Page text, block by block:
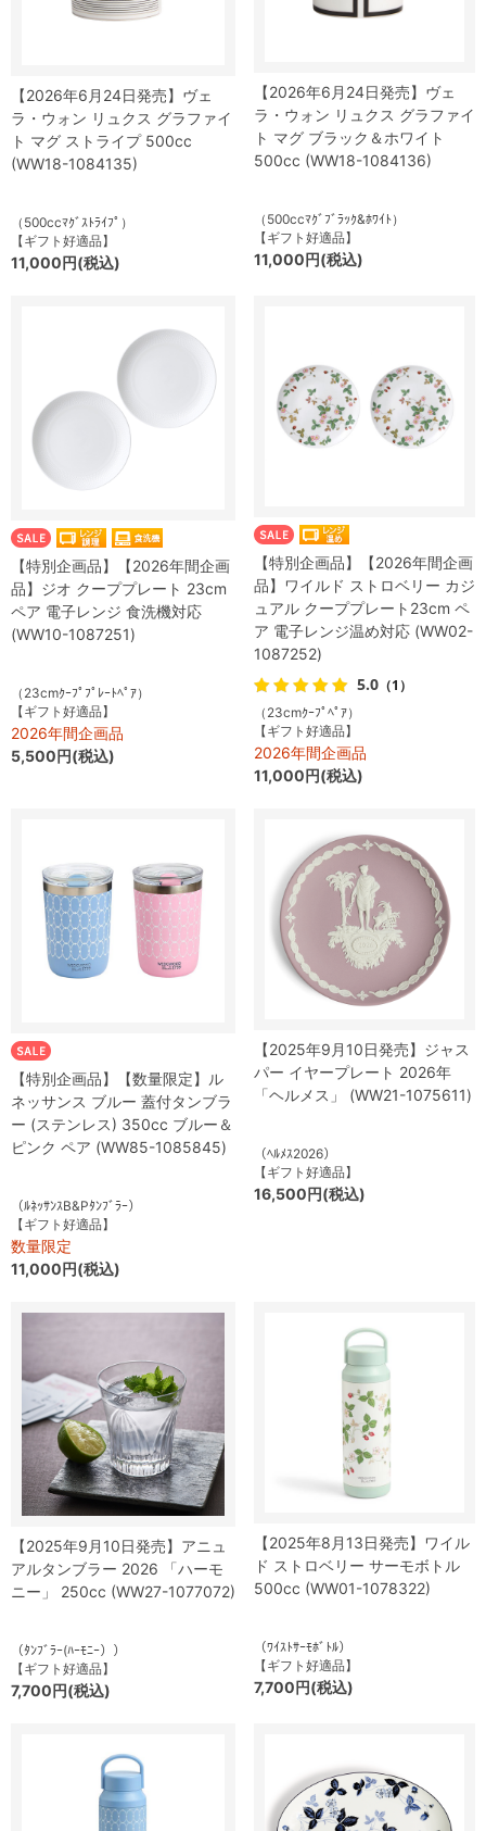
【2026年6月24日発売】ヴェ
ラ・ウォン リュクス グラファイ
ト マグ ストライプ 500cc
(WW18-1084135)
（500ccﾏｸﾞｽﾄﾗｲﾌﾟ）
【ギフト好適品】
11,000円(税込)
【2026年6月24日発売】ヴェ
ラ・ウォン リュクス グラファイ
ト マグ ブラック＆ホワイト
500cc (WW18-1084136)
（500ccﾏｸﾞﾌﾞﾗｯｸ&ﾎﾜｲﾄ）
【ギフト好適品】
11,000円(税込)
【特別企画品】【2026年間企画
品】ジオ クーププレート 23cm
ペア 電子レンジ 食洗機対応
(WW10-1087251)
（23cmｸｰﾌﾟﾌﾟﾚｰﾄﾍﾟｱ）
【ギフト好適品】
2026年間企画品
5,500円(税込)
【特別企画品】【2026年間企画
品】ワイルド ストロベリー カジ
ュアル クーププレート23cm ペ
ア 電子レンジ温め対応 (WW02-
1087252)
5.0 （1）
（23cmｸｰﾌﾟﾍﾟｱ）
【ギフト好適品】
2026年間企画品
11,000円(税込)
【特別企画品】【数量限定】ル
ネッサンス ブルー 蓋付タンブラ
ー (ステンレス) 350cc ブルー＆
ピンク ペア (WW85-1085845)
（ﾙﾈｯｻﾝｽB&Pﾀﾝﾌﾞﾗｰ）
【ギフト好適品】
数量限定
11,000円(税込)
【2025年9月10日発売】ジャス
パー イヤープレート 2026年
「ヘルメス」 (WW21-1075611)
（ﾍﾙﾒｽ2026）
【ギフト好適品】
16,500円(税込)
【2025年9月10日発売】アニュ
アルタンブラー 2026 「ハーモ
ニー」 250cc (WW27-1077072)
（ﾀﾝﾌﾞﾗｰ(ﾊｰﾓﾆｰ））
【ギフト好適品】
7,700円(税込)
【2025年8月13日発売】ワイル
ド ストロベリー サーモボトル
500cc (WW01-1078322)
（ﾜｲｽﾄｻｰﾓﾎﾞﾄﾙ）
【ギフト好適品】
7,700円(税込)